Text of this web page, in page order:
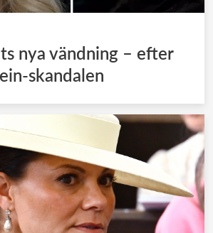
nya vändning – efter
skandalen